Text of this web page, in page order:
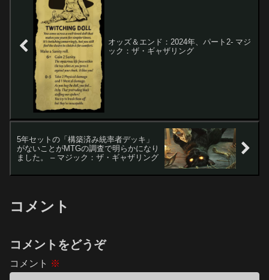
オッズ＆エンド：2024年、パート2- マジ
ック：ザ・ギャザリング
5年セットの「構築済み統率者デッキ」
がないことがMTGの調査で明らかになり
ました。 – マジック：ザ・ギャザリング
コメント
コメントをどうぞ
コメント ※